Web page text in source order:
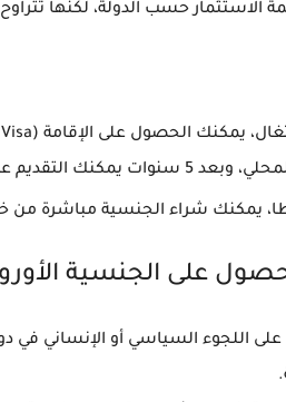
الاستثمار حسب الدولة، لكنها
، يمكنك الحصول على الإقامة (Golden Visa) عبر
وبعد 5 سنوات يمكنك التقديم
، يمكنك شراء الجنسية مباشرة من
اللجوء السياسي أو الإنساني في